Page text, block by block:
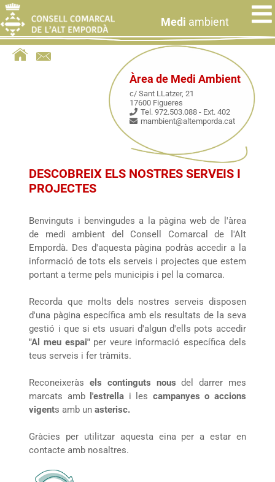
Medi ambient
Àrea de Medi Ambient
c/ Sant LLatzer, 21
17600 Figueres
Tel. 972.503.088 - Ext. 402
mambient@altemporda.cat
DESCOBREIX ELS NOSTRES SERVEIS I
PROJECTES
Benvinguts i benvingudes a la pàgina web de l'àrea
de medi ambient del Consell Comarcal de l'Alt
Empordà. Des d'aquesta pàgina podràs accedir a la
informació de tots els serveis i projectes que estem
portant a terme pels municipis i pel la comarca.
Recorda que molts dels nostres serveis disposen
d'una pàgina específica amb els resultats de la seva
gestió i que si ets usuari d'algun d'ells pots accedir
"Al meu espai"per veure informació específica dels
teus serveis i fer tràmits.
Reconeixeràsels continguts nous del darrer mes
marcats amb
l'estrella i les campanyes o accions
vigents amb unasterisc.
Gràcies per utilitzar aquesta eina per a estar en
contacte amb nosaltres.